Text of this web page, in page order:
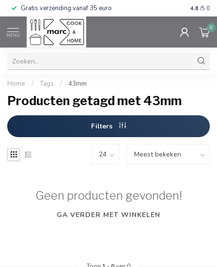
Gratis verzending vanaf 35 euro 4.8 /5.0
MENU
0
Home / Tags / 43mm
Producten getagd met 43mm
Filters
Geen producten gevonden!
GA VERDER MET WINKELEN